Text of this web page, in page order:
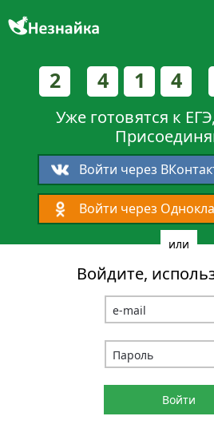
2 4 1 4
Уже готовятся к
Войти через
Войти через
или
Войдите,